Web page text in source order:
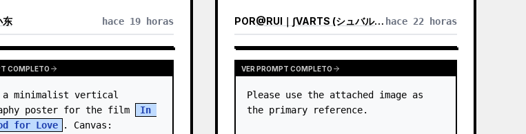
东 hace 19 horas
COMPLETO
a minimalist vertical
poster for the film
In
for Love
. Canvas:
POR@RUI｜∫VARTS (シュバルツ) hace 22 horas
VER PROMPT COMPLETO
Please use the attached image as
the primary reference.